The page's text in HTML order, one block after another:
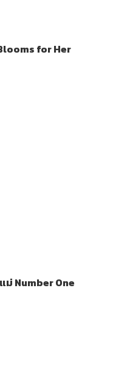
for Her
Number One